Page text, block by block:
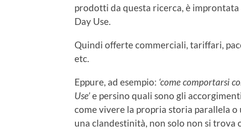
prodotti da questa ricerca, è improntata
Day Use.
Quindi offerte commerciali, tariffari,
etc.
Eppure, ad esempio: ‘come comportarsi
Use’e persino quali sono gli
come vivere la propria storia parallela o
una clandestinità, non solo non si trova